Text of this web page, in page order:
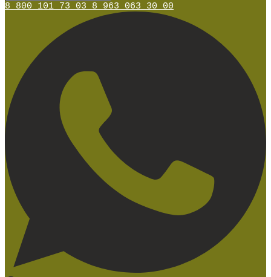
8 800 101 73 03 8 963 063 30 00